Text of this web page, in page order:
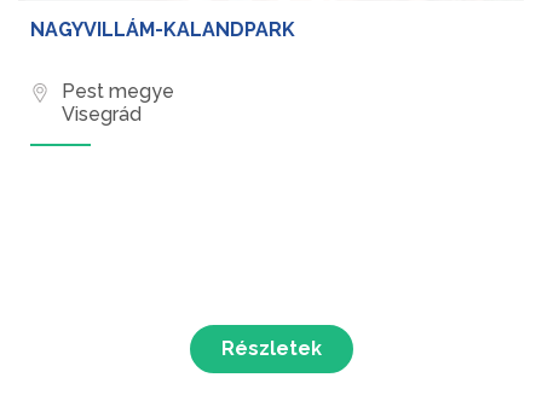
NAGYVILLÁM-KALANDPARK
Pest megye
Visegrád
Részletek